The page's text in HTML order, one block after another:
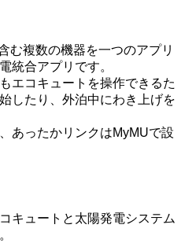
む複数の機器を一つのアプリ
統合アプリです。
エコキュートを操作できるた
したり、外泊中にわき上げを
あったかリンクはMyMUで設
キュートと太陽発電システム